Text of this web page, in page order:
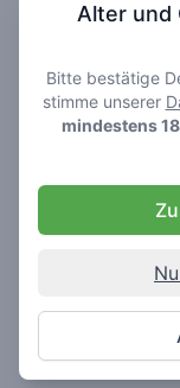
Alter und
Bitte bestätige
stimme unserer
mindestens